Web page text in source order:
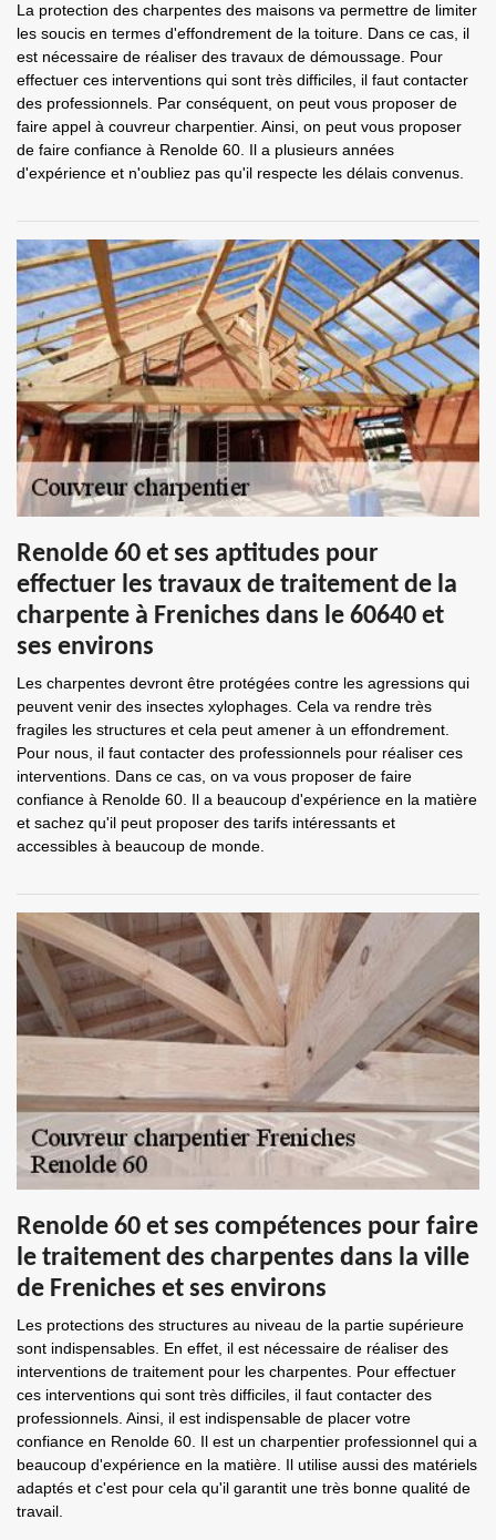
La protection des charpentes des maisons va permettre de limiter
les soucis en termes d'effondrement de la toiture. Dans ce cas, il
est nécessaire de réaliser des travaux de démoussage. Pour
effectuer ces interventions qui sont très difficiles, il faut contacter
des professionnels. Par conséquent, on peut vous proposer de
faire appel à couvreur charpentier. Ainsi, on peut vous proposer
de faire confiance à Renolde 60. Il a plusieurs années
d'expérience et n'oubliez pas qu'il respecte les délais convenus.
Renolde 60 et ses aptitudes pour
effectuer les travaux de traitement de la
charpente à Freniches dans le 60640 et
ses environs
Les charpentes devront être protégées contre les agressions qui
peuvent venir des insectes xylophages. Cela va rendre très
fragiles les structures et cela peut amener à un effondrement.
Pour nous, il faut contacter des professionnels pour réaliser ces
interventions. Dans ce cas, on va vous proposer de faire
confiance à Renolde 60. Il a beaucoup d'expérience en la matière
et sachez qu'il peut proposer des tarifs intéressants et
accessibles à beaucoup de monde.
Renolde 60 et ses compétences pour faire
le traitement des charpentes dans la ville
de Freniches et ses environs
Les protections des structures au niveau de la partie supérieure
sont indispensables. En effet, il est nécessaire de réaliser des
interventions de traitement pour les charpentes. Pour effectuer
ces interventions qui sont très difficiles, il faut contacter des
professionnels. Ainsi, il est indispensable de placer votre
confiance en Renolde 60. Il est un charpentier professionnel qui a
beaucoup d'expérience en la matière. Il utilise aussi des matériels
adaptés et c'est pour cela qu'il garantit une très bonne qualité de
travail.